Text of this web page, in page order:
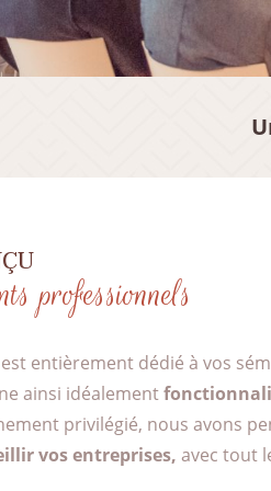
professionnels
entièrement dédié à vos
ainsi idéalement
privilégié, nous avons
vos entreprises, avec tout